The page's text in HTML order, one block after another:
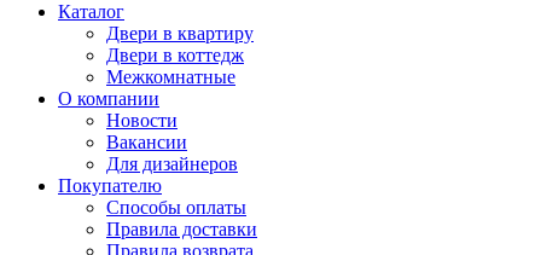
Каталог
Двери в квартиру
Двери в коттедж
Межкомнатные
О компании
Новости
Вакансии
Для дизайнеров
Покупателю
Способы оплаты
Правила доставки
Правила возврата